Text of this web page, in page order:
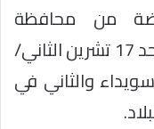
من محافظة
السويداء جنوبي سوريا، اليوم الأحد 17 تشرين الثاني/
والثاني في